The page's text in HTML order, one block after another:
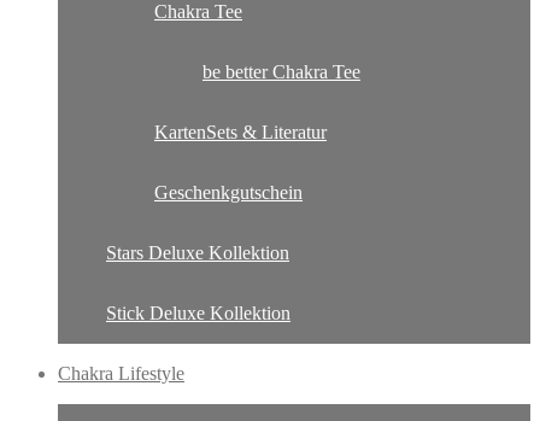
Chakra Tee
be better Chakra Tee
KartenSets & Literatur
Geschenkgutschein
Stars Deluxe Kollektion
Stick Deluxe Kollektion
Chakra Lifestyle